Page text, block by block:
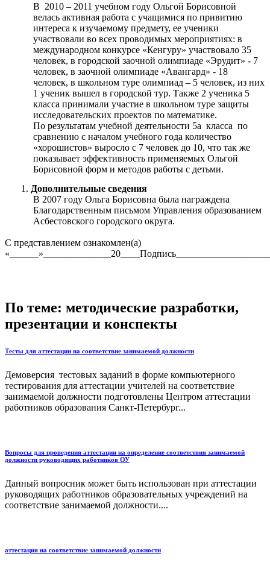
В 2010 – 2011 учебном году Ольгой Борисовной
велась активная работа с учащимися по привитию
интереса к изучаемому предмету, ее ученики
участвовали во всех проводимых мероприятиях: в
международном конкурсе «Кенгуру» участвовало 35
человек, в городской заочной олимпиаде «Эрудит» - 7
человек, в заочной олимпиаде «Авангард» - 18
человек, в школьном туре олимпиад – 5 человек, из них
1 ученик вышел в городской тур. Также 2 ученика 5
класса принимали участие в школьном туре защиты
исследовательских проектов по математике.
По результатам учебной деятельности 5а класса по
сравнению с началом учебного года количество
«хорошистов» выросло с 7 человек до 10, что так же
показывает эффективность применяемых Ольгой
Борисовной форм и методов работы с детьми.
Дополнительные сведения
В 2007 году Ольга Борисовна была награждена
Благодарственным письмом Управления образованием
Асбестовского городского округа.
С представлением ознакомлен(а)
По теме: методические разработки,
презентации и конспекты
Тесты для аттестации на соответствие занимаемой должности
Демоверсия тестовых заданий в форме компьютерного
тестирования для аттестации учителей на соответствие
занимаемой должности подготовлены Центром аттестации
работников образования Санкт-Петербург...
Вопросы для проведения аттестации на определение соответствия занимаемой
должности руководящих работников ОУ
Данный вопросник может быть использован при аттестации
руководящих работников образовательных учреждений на
соответствие занимаемой должности....
аттестация на соответствие занимаемой должности